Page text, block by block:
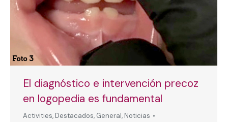
El diagnóstico e intervención precoz
en logopedia es fundamental
Activities, Destacados, General, Noticias